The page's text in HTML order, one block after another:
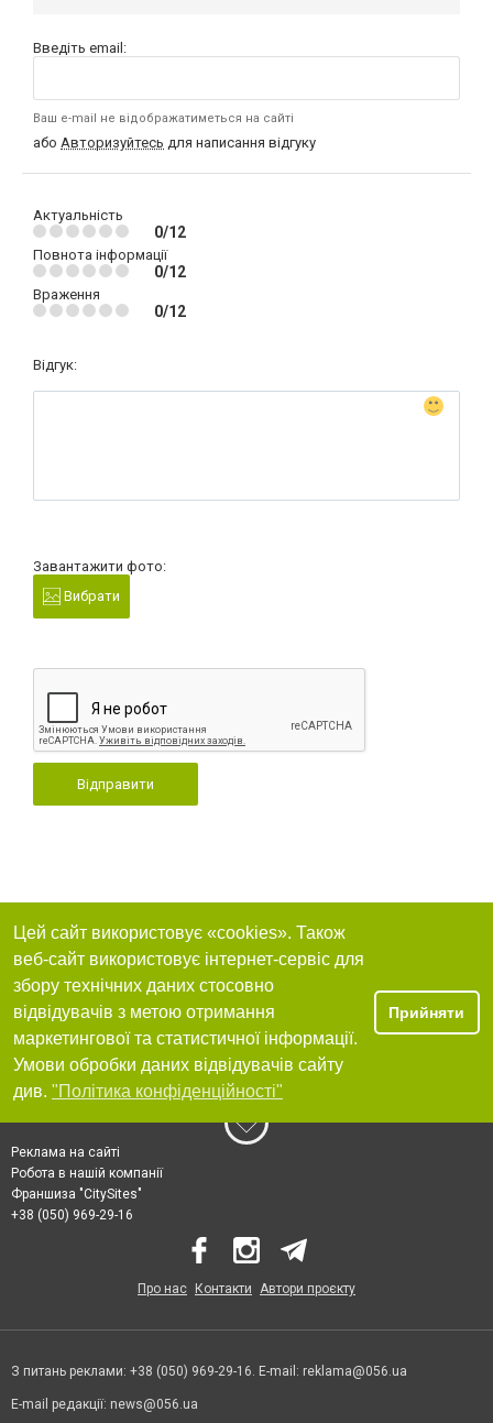
Введіть email:
Ваш e-mail не відображатиметься на сайті
або Авторизуйтесь для написання відгуку
Актуальність
0/12
Повнота інформації
0/12
Враження
0/12
Відгук:
Завантажити фото:
Вибрати
Відправити
Цей сайт використовує «cookies». Також
веб-сайт використовує інтернет-сервіс для
збору технічних даних стосовно
відвідувачів з метою отримання
маркетингової та статистичної інформації.
Умови обробки даних відвідувачів сайту
див. "Політика конфіденційності"
Прийняти
Реклама на сайті
Робота в нашій компанії
Франшиза "CitySites"
+38 (050) 969-29-16
Про нас Контакти Автори проєкту
З питань реклами: +38 (050) 969-29-16. E-mail: reklama@056.ua
E-mail редакції: news@056.ua